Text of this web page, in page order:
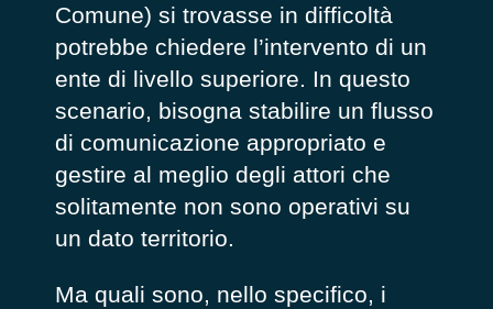
Comune) si trovasse in difficoltà
potrebbe chiedere l’intervento di un
ente di livello superiore. In questo
scenario, bisogna stabilire un flusso
di comunicazione appropriato e
gestire al meglio degli attori che
solitamente non sono operativi su
un dato territorio.
Ma quali sono, nello specifico, i